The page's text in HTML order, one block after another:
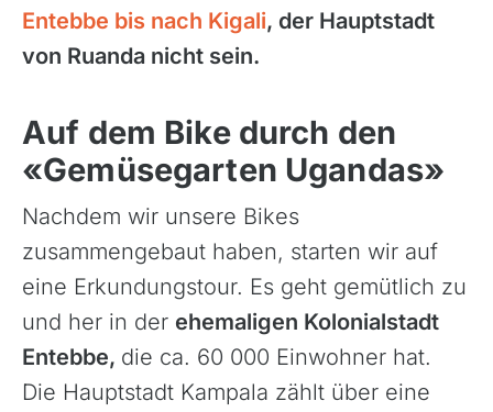
Entebbe bis nach Kigali, der Hauptstadt
von Ruanda nicht sein.
Auf dem Bike durch den
«Gemüsegarten Ugandas»
Nachdem wir unsere Bikes
zusammengebaut haben, starten wir auf
eine Erkundungstour. Es geht gemütlich zu
und her in der ehemaligen Kolonialstadt
Entebbe, die ca. 60 000 Einwohner hat.
Die Hauptstadt Kampala zählt über eine